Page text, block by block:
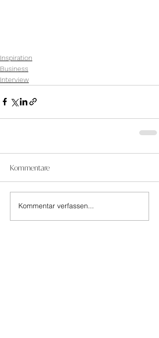
Inspiration
Business
Interview
Kommentare
Kommentar verfassen...